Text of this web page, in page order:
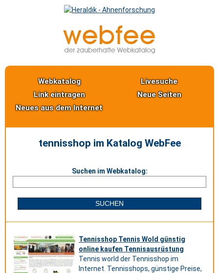
Webkatalog
Livesuche
Link eintragen
Neue Seiten
Neues aus dem Internet
tennisshop im Katalog WebFee
Suchen im Webkatalog:
Tennisshop Tennis Wold günstig
online kaufen Tennisausrüstung
Tennis world der Tennisshop im
Internet. Tennisshops, günstige Preise,